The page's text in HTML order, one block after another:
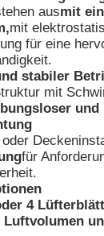
ausmit
mit
für eine
stabiler
mit
für
4
Luftvolumen